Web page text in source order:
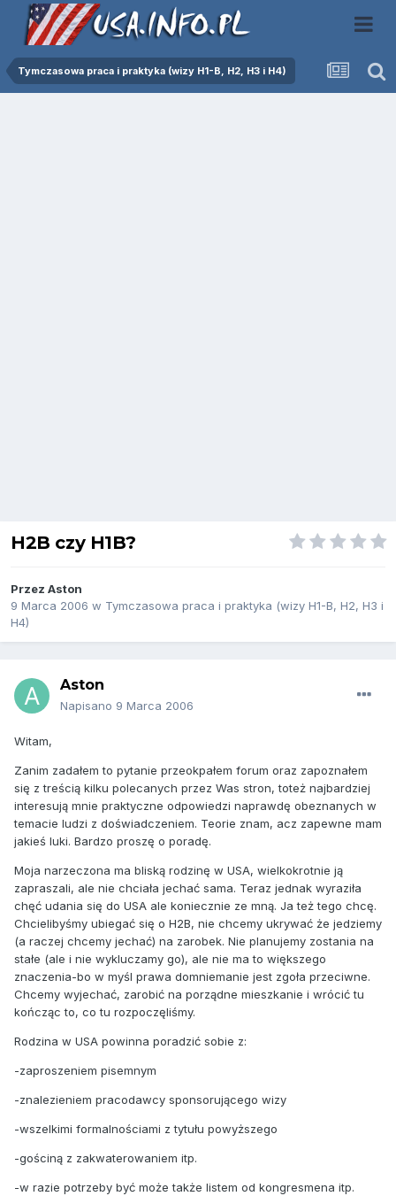
Tymczasowa praca i praktyka (wizy H1-B, H2, H3 i H4)
H2B czy H1B?
Przez Aston
9 Marca 2006 w Tymczasowa praca i praktyka (wizy H1-B, H2, H3 i
H4)
Aston
Napisano 9 Marca 2006
Witam,
Zanim zadałem to pytanie przeokpałem forum oraz zapoznałem
się z treścią kilku polecanych przez Was stron, toteż najbardziej
interesują mnie praktyczne odpowiedzi naprawdę obeznanych w
temacie ludzi z doświadczeniem. Teorie znam, acz zapewne mam
jakieś luki. Bardzo proszę o poradę.
Moja narzeczona ma bliską rodzinę w USA, wielkokrotnie ją
zapraszali, ale nie chciała jechać sama. Teraz jednak wyraziła
chęć udania się do USA ale koniecznie ze mną. Ja też tego chcę.
Chcielibyśmy ubiegać się o H2B, nie chcemy ukrywać że jedziemy
(a raczej chcemy jechać) na zarobek. Nie planujemy zostania na
stałe (ale i nie wykluczamy go), ale nie ma to większego
znaczenia-bo w myśl prawa domniemanie jest zgoła przeciwne.
Chcemy wyjechać, zarobić na porządne mieszkanie i wrócić tu
kończąc to, co tu rozpoczęliśmy.
Rodzina w USA powinna poradzić sobie z:
-zaproszeniem pisemnym
-znalezieniem pracodawcy sponsorującego wizy
-wszelkimi formalnościami z tytułu powyższego
-gościną z zakwaterowaniem itp.
-w razie potrzeby być może także listem od kongresmena itp.